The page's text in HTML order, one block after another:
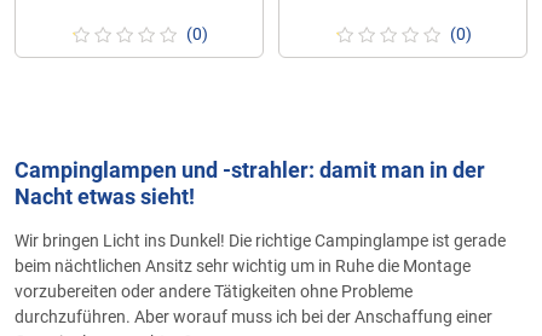
(0) (0)
Campinglampen und -strahler: damit man in der
Nacht etwas sieht!
Wir bringen Licht ins Dunkel! Die richtige Campinglampe ist gerade
beim nächtlichen Ansitz sehr wichtig um in Ruhe die Montage
vorzubereiten oder andere Tätigkeiten ohne Probleme
durchzuführen. Aber worauf muss ich bei der Anschaffung einer